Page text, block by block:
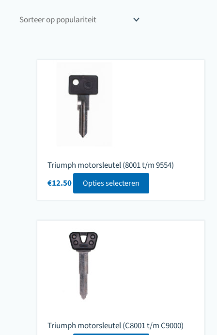
populariteit
Triumph motorsleutel (8001 t/m 9554)
€12.50 Opties selecteren
Triumph motorsleutel (C8001 t/m C9000)